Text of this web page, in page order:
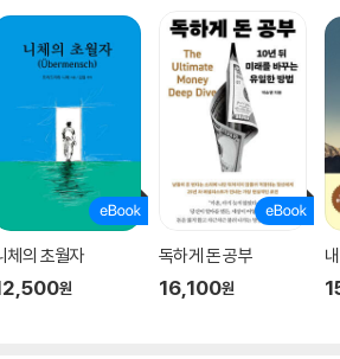
체의 초월자
원
독하게 돈 공부
16,100원